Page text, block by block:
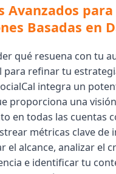
Avanzados para
Basadas en
qué resuena con tu
refinar tu
integra un
proporciona una
en todas las cuentas
métricas clave de
el alcance, analizar el
e identificar tu